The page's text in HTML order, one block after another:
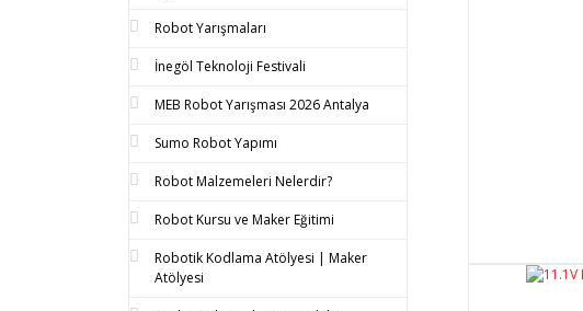
Robot Yarışmaları
İnegöl Teknoloji Festivali
MEB Robot Yarışması 2026 Antalya
Sumo Robot Yapımı
Robot Malzemeleri Nelerdir?
Robot Kursu ve Maker Eğitimi
Robotik Kodlama Atölyesi | Maker
Atölyesi